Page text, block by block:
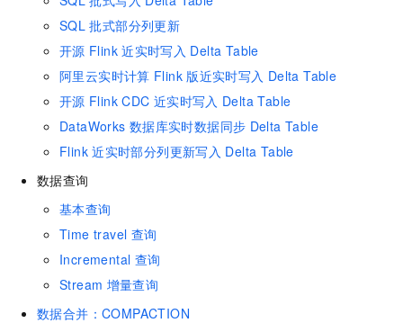
SQL 批式部分列更新
开源 Flink 近实时写入 Delta Table
阿里云实时计算 Flink 版近实时写入 Delta Table
开源 Flink CDC 近实时写入 Delta Table
DataWorks 数据库实时数据同步 Delta Table
Flink 近实时部分列更新写入 Delta Table
数据查询
基本查询
Time travel 查询
Incremental 查询
Stream 增量查询
数据合并：COMPACTION